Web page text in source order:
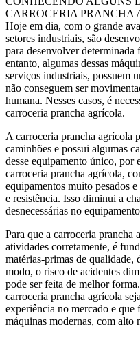
CARROCERIA PRANCHA
Hoje em dia, com o grande
setores industriais, são
para desenvolver
entanto, algumas dessas
serviços industriais, possuem
não conseguem ser
humana. Nesses casos, é
carroceria prancha agrícola.
A carroceria prancha agrícola
caminhões e possui algumas
desse equipamento único, por
carroceria prancha agrícola,
equipamentos muito pesados
e resistência. Isso diminui a
desnecessárias no
Para que a carroceria prancha
atividades corretamente, é
matérias-primas de qualidade,
modo, o risco de acidentes
pode ser feita de melhor
carroceria prancha agrícola
experiência no mercado e que
máquinas modernas, com alto